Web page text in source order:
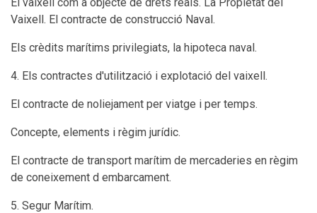
Vaixell. El contracte de construcció Naval.
Els crèdits marítims privilegiats, la hipoteca naval.
4. Els contractes d'utilització i explotació del vaixell.
El contracte de noliejament per viatge i per temps.
Concepte, elements i règim jurídic.
El contracte de transport marítim de mercaderies en règim
de coneixement d embarcament.
5. Segur Marítim.